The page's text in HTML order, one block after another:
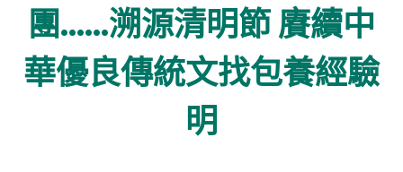
團……溯源清明節 賡續中
華優良傳統文找包養經驗
明